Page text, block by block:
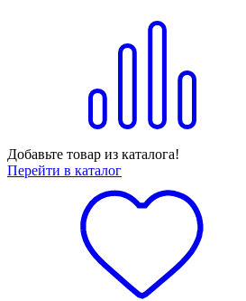
Добавьте товар из каталога!
Перейти в каталог